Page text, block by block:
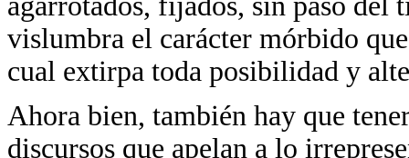
vislumbra el carácter mórbido
cual extirpa toda posibilidad y
Ahora bien, también hay que
discursos que apelan a lo